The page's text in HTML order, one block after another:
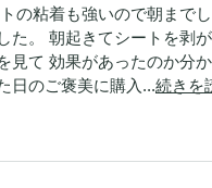
の粘着も強いので朝まで
た。 朝起きてシートを剥
見て 効果があったのか分
日のご褒美に購入...続きを